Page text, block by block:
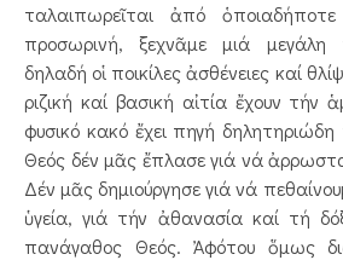
ταλαιπωρεῖται ἀπό
προσωρινή, ξεχνᾶμε μιά μεγάλη
δηλαδή οἱ ποικίλες ἀσθένειες καί
ριζική καί βασική αἰτία ἔχουν τήν
φυσικό κακό ἔχει πηγή
Θεός δέν μᾶς ἔπλασε γιά νά
Δέν μᾶς δημιούργησε γιά νά
ὑγεία, γιά τήν ἀθανασία καί τή
πανάγαθος Θεός. Ἀφότου ὅμως